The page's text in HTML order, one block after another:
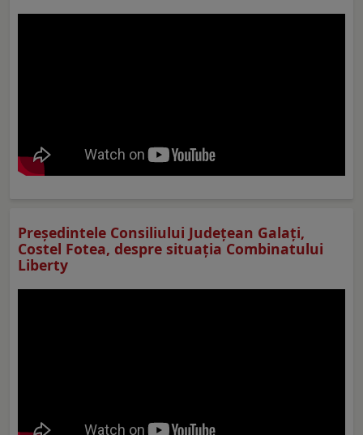
Preşedintele Consiliului Judeţean Galaţi,
Costel Fotea, despre situaţia Combinatului
Liberty